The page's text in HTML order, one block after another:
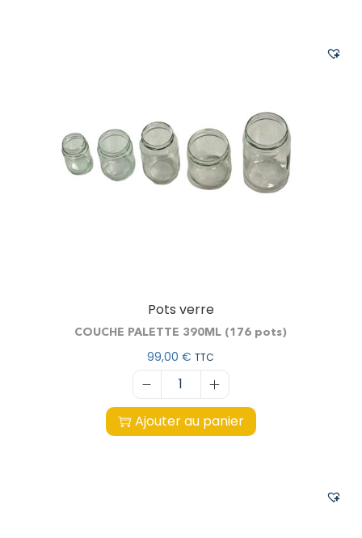
Pots verre
COUCHE PALETTE 390ML (176 pots)
99,00€ TTC
Ajouter au panier